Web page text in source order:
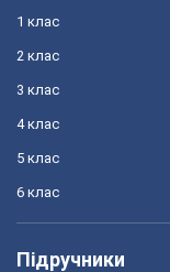
1 клас
2 клас
3 клас
4 клас
5 клас
6 клас
Підручники